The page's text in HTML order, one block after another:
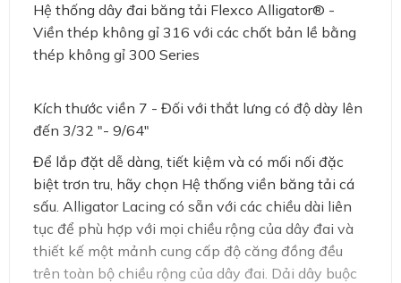
Hệ thống dây đai băng tải Flexco Alligator® -
Viền thép không gỉ 316 với các chốt bản lề bằng
thép không gỉ 300 Series
Kích thước viền 7 - Đối với thắt lưng có độ dày lên
đến 3/32 "- 9/64"
Để lắp đặt dễ dàng, tiết kiệm và có mối nối đặc
biệt trơn tru, hãy chọn Hệ thống viền băng tải cá
sấu. Alligator Lacing có sẵn với các chiều dài liên
tục để phù hợp với mọi chiều rộng của dây đai và
thiết kế một mảnh cung cấp độ căng đồng đều
trên toàn bộ chiều rộng của dây đai. Dải dây buộc